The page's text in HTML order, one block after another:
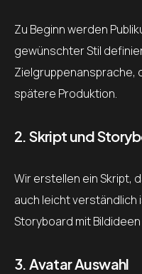
Zu Beginn werden
gewünschter Stil
Zielgruppenansprache,
spätere Produktion.
2. Skript und
Wir erstellen ein Skript,
auch leicht verständlich
Storyboard mit
3. Avatar Auswahl